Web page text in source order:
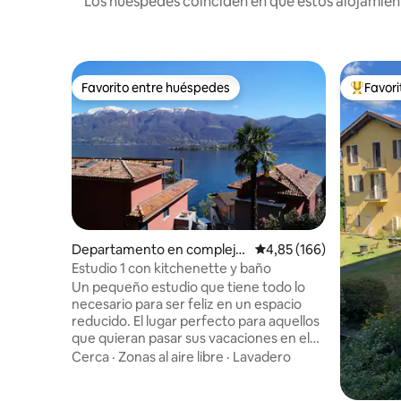
Favorito entre huéspedes
Favorito entre huéspedes
Departamento en complejo
residencial en Ronco sopra
Ascona
Calificación promedio:
4,85 (166)
Estudio 1 con kitchenette y baño
Un pequeño estudio que tiene todo lo
necesario para ser feliz en un espacio
reducido. El lugar perfecto para aquellos
que quieran pasar sus vacaciones en el
Tesino de forma independiente y
Cerca · Zonas al aire libre · Lavadero